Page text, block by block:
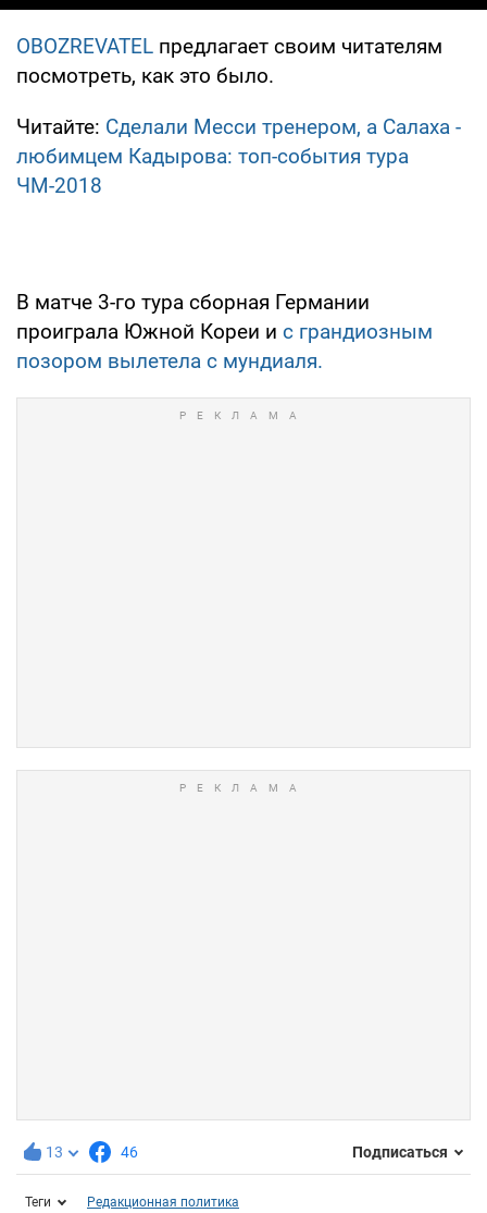
OBOZREVATEL предлагает своим читателям
посмотреть, как это было.
Читайте: Сделали Месси тренером, а Салаха -
любимцем Кадырова: топ-события тура
ЧМ-2018
В матче 3-го тура сборная Германии
проиграла Южной Кореи и с грандиозным
позором вылетела с мундиаля.
13 46 Подписаться
Теги Редакционная политика